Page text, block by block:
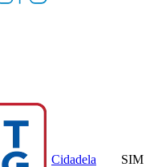
Cidadela SIM